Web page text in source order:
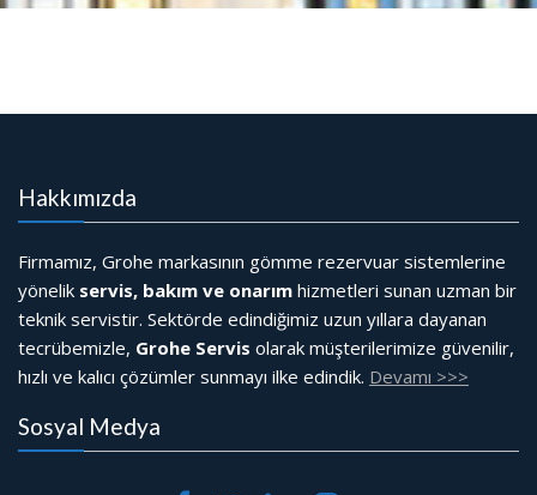
Hakkımızda
Firmamız, Grohe markasının gömme rezervuar sistemlerine
yönelik servis, bakım ve onarım hizmetleri sunan uzman bir
teknik servistir. Sektörde edindiğimiz uzun yıllara dayanan
tecrübemizle, Grohe Servis olarak müşterilerimize güvenilir,
hızlı ve kalıcı çözümler sunmayı ilke edindik. Devamı >>>
Sosyal Medya